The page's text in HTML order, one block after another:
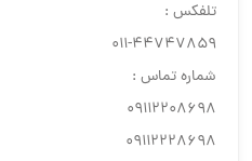
تلفكس :
٤٤٧٤٧٨٥٩-٠١١
شماره تماس :
٠٩١١٢٢٠٨٦٩٨
٠٩١١٢٢٢٨٦٩٨